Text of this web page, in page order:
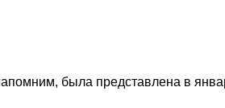
была представлена в